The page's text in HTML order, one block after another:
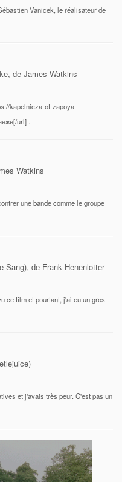
Vanicek, le réalisateur de
de James Watkins
kapelnicza-ot-zapoya-
url] .
Watkins
une bande comme le groupe
Sang), de Frank Henenlotter
ce film et pourtant, j'ai eu un gros
et j'avais très peur. C'est pas un